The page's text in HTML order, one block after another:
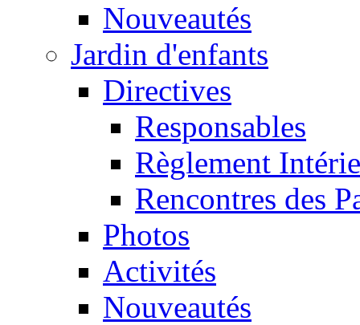
Nouveautés
Jardin d'enfants
Directives
Responsables
Règlement
Rencontres des
Photos
Activités
Nouveautés